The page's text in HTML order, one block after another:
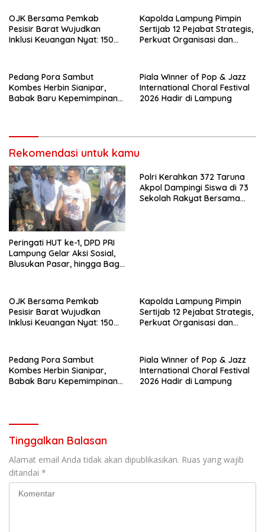
OJK Bersama Pemkab
Pesisir Barat Wujudkan
Inklusi Keuangan Nyat: 150
Kapolda Lampung Pimpin
Sertijab 12 Pejabat Strategis,
Perkuat Organisasi dan
Pedang Pora Sambut
Kombes Herbin Sianipar,
Babak Baru Kepemimpinan
Piala Winner of Pop & Jazz
International Choral Festival
2026 Hadir di Lampung
Rekomendasi untuk kamu
Peringati HUT ke-1, DPD PRI
Lampung Gelar Aksi Sosial,
Blusukan Pasar, hingga Bagi-
Polri Kerahkan 372 Taruna
Akpol Dampingi Siswa di 73
Sekolah Rakyat Bersama
OJK Bersama Pemkab
Pesisir Barat Wujudkan
Inklusi Keuangan Nyat: 150
Kapolda Lampung Pimpin
Sertijab 12 Pejabat Strategis,
Perkuat Organisasi dan
Pedang Pora Sambut
Kombes Herbin Sianipar,
Babak Baru Kepemimpinan
Piala Winner of Pop & Jazz
International Choral Festival
2026 Hadir di Lampung
Tinggalkan Balasan
Alamat email Anda tidak akan dipublikasikan. Ruas yang wajib
ditandai *